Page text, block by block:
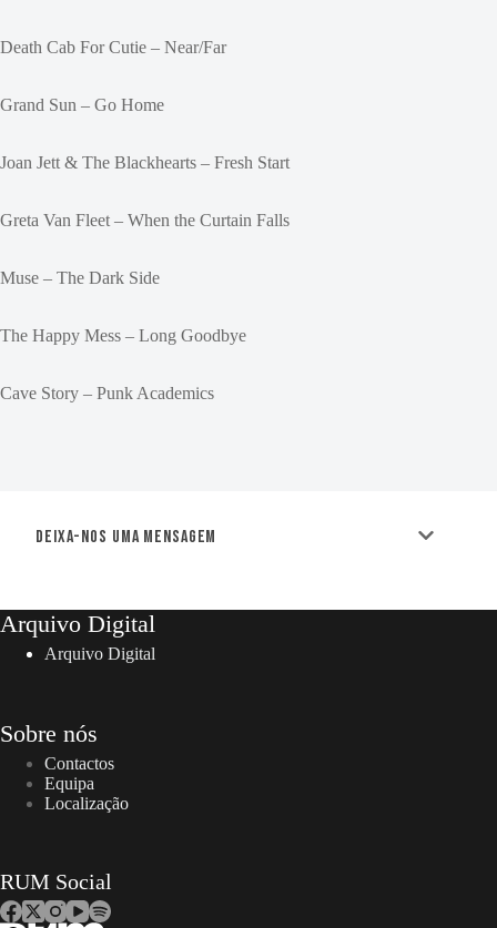
Death Cab For Cutie – Near/Far
Grand Sun – Go Home
Joan Jett & The Blackhearts – Fresh Start
Greta Van Fleet – When the Curtain Falls
Muse – The Dark Side
The Happy Mess – Long Goodbye
Cave Story – Punk Academics
Deixa-nos uma mensagem
Arquivo Digital
Arquivo Digital
Sobre nós
Contactos
Equipa
Localização
RUM Social